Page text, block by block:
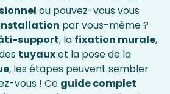
ou pouvez-vous vous
par vous-même ?
support, la fixation murale,
tuyauxet la pose de la
, les étapes peuvent sembler
vous ! Ce guide complet